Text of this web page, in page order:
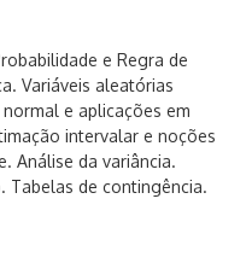
e Regra de
Variáveis aleatórias
e aplicações em
intervalar e noções
Análise da variância.
Tabelas de contingência.